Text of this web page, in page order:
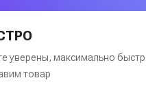
уверены, максимально
товар